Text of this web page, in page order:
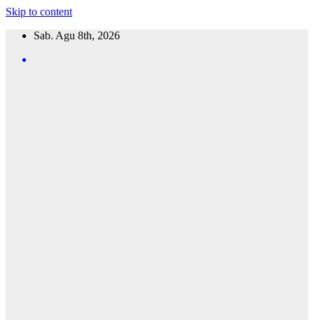
Skip to content
Sab. Agu 8th, 2026